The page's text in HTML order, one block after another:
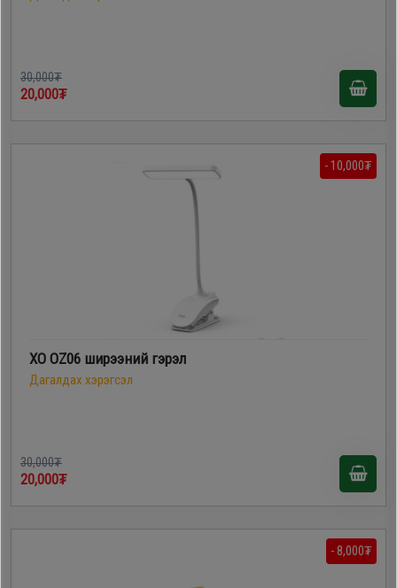
30,000₮
20,000₮
- 10,000₮
XO OZ06 ширээний гэрэл
Дагалдах хэрэгсэл
30,000₮
20,000₮
- 8,000₮